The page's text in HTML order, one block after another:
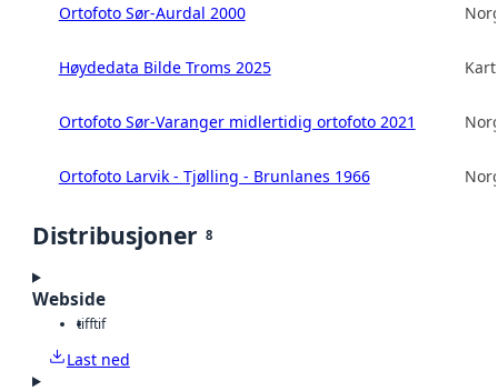
Ortofoto Sør-Aurdal 2000
Høydedata Bilde Troms 2025
Ortofoto Sør-Varanger midlertidig ortofoto 2021
Ortofoto Larvik - Tjølling - Brunlanes 1966
Distribusjoner 8
Webside
tifftif
Last ned